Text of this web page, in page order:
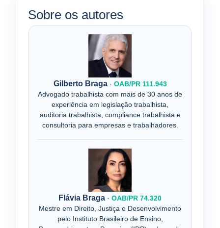
Sobre os autores
Gilberto Braga· OAB/PR 111.943
Advogado trabalhista com mais de 30 anos de
experiência em legislação trabalhista,
auditoria trabalhista, compliance trabalhista e
consultoria para empresas e trabalhadores.
Flávia Braga · OAB/PR 74.320
Mestre em Direito, Justiça e Desenvolvimento
pelo Instituto Brasileiro de Ensino,